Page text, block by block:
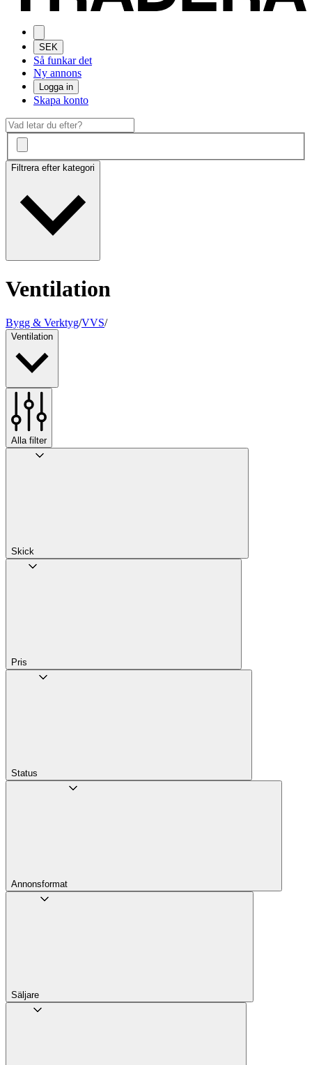
SEK
Så funkar det
Ny annons
Logga in
Skapa konto
Filtrera efter kategori
Ventilation
Bygg & Verktyg/VVS/
Ventilation
Alla filter
Skick
Pris
Status
Annons­format
Säljare